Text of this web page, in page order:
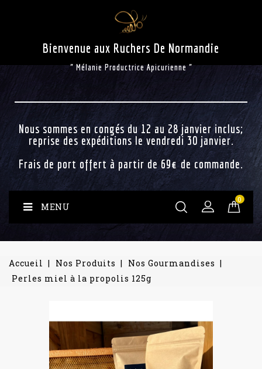
Bienvenue aux Ruchers De Normandie
" Mélanie Productrice Apicurienne "
Nous sommes en congés du 12 au 28 janvier inclus;
reprise des expéditions le vendredi 30 janvier.
Frais de port offert à partir de 69€ de commande.
0
MENU
Accueil Nos Produits
Nos Gourmandises
Perles miel à la propolis 125g